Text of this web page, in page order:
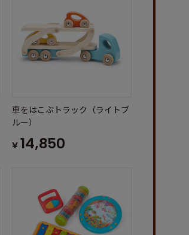
車をはこぶトラック（ライトブ
ルー）
¥ 14,850